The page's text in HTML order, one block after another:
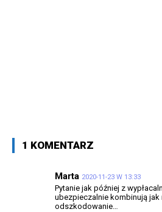
1 KOMENTARZ
Marta 2020-11-23 W 13:33
Pytanie jak później z
ubezpieczalnie kombinują jak
odszkodowanie…